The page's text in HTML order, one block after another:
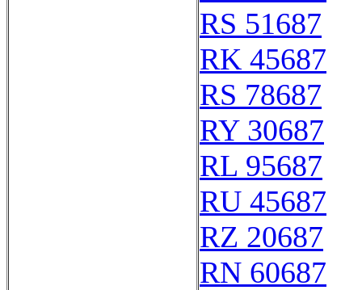
RS 51687
RK 45687
RS 78687
RY 30687
RL 95687
RU 45687
RZ 20687
RN 60687